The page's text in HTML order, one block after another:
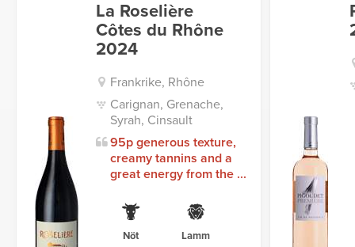
La Roselière
Côtes du Rhône
2024
Frankrike, Rhône
Carignan, Grenache,
Syrah, Cinsault
95p generous texture,
creamy tannins and a
great energy from the ...
Nöt Lamm